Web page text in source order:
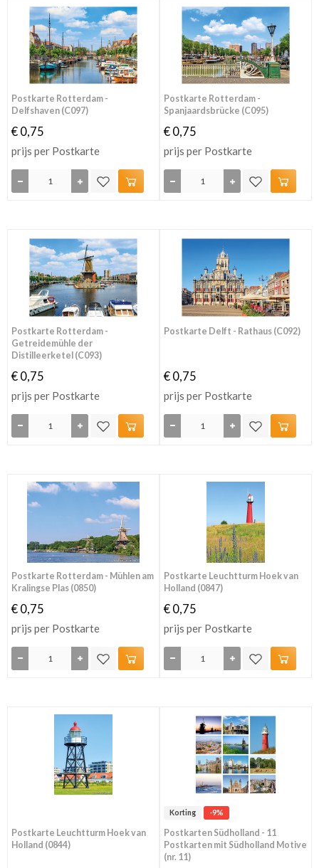
Postkarte Rotterdam -
Delfshaven (C097)
€ 0,75
prijs per Postkarte
Postkarte Rotterdam -
Spanjaardsbrücke (C095)
€ 0,75
prijs per Postkarte
Postkarte Rotterdam -
Getreidemühle der
Distilleerketel (C093)
€ 0,75
prijs per Postkarte
Postkarte Delft - Rathaus (C092)
€ 0,75
prijs per Postkarte
Postkarte Rotterdam - Mühlen am
Kralingse Plas (0850)
€ 0,75
prijs per Postkarte
Postkarte Leuchtturm Hoek van
Holland (0847)
€ 0,75
prijs per Postkarte
Postkarte Leuchtturm Hoek van
Holland (0844)
Korting -9%
Postkarten Südholland - 11
Postkarten mit Südholland Motive
(nr. 11)